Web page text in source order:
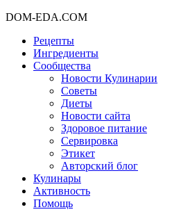
DOM-EDA.COM
Рецепты
Ингредиенты
Сообщества
Новости Кулинарии
Советы
Диеты
Новости сайта
Здоровое питание
Сервировка
Этикет
Авторский блог
Кулинары
Активность
Помощь